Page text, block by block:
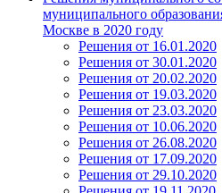
муниципального
Москве в 2020 году
Решения от 16.01.2020
Решения от 30.01.2020
Решения от 20.02.2020
Решения от 19.03.2020
Решения от 23.03.2020
Решения от 10.06.2020
Решения от 26.08.2020
Решения от 17.09.2020
Решения от 29.10.2020